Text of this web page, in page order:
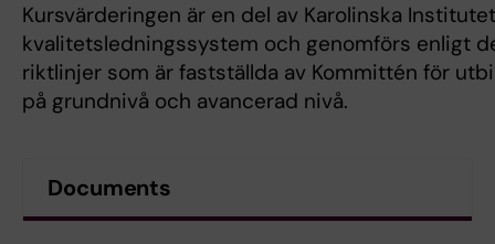
Kursvärderingen är en del av Karolinska
kvalitetsledningssystem och genomförs enligt
riktlinjer som är fastställda av Kommittén för
på grundnivå och avancerad nivå.
Documents